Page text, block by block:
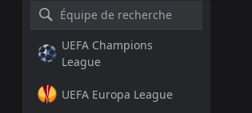
UEFA Champions
League
UEFA Europa League